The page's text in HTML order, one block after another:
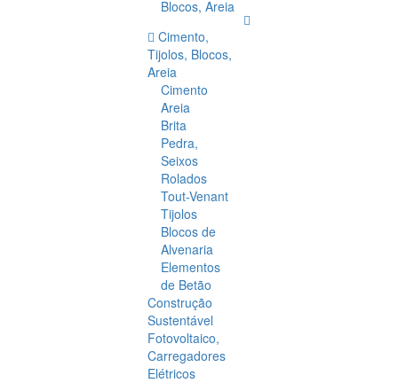
Blocos, Areia
Cimento,
Tijolos, Blocos,
Areia
Cimento
Areia
Brita
Pedra,
Seixos
Rolados
Tout-Venant
Tijolos
Blocos de
Alvenaria
Elementos
de Betão
Construção
Sustentável
Fotovoltaico,
Carregadores
Elétricos